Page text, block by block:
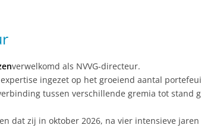
verwelkomd als NVVG-directeur.
ingezet op het groeiend aantal
tussen verschillende gremia tot stand
dat zij in oktober 2026, na vier intensieve